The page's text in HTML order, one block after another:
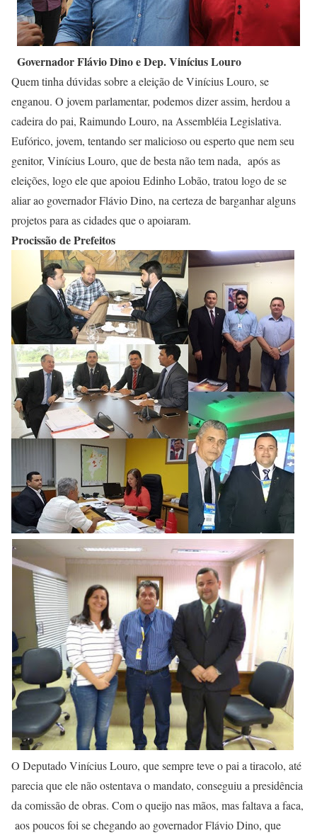
Governador Flávio Dino e Dep. Vinícius Louro
Quem tinha dúvidas sobre a eleição de Vinícius Louro, se
enganou. O jovem parlamentar, podemos dizer assim, herdou a
cadeira do pai, Raimundo Louro, na Assembléia Legislativa.
Eufórico, jovem, tentando ser malicioso ou esperto que nem seu
genitor, Vinícius Louro, que de besta não tem nada, após as
eleições, logo ele que apoiou Edinho Lobão, tratou logo de se
aliar ao governador Flávio Dino, na certeza de barganhar alguns
projetos para as cidades que o apoiaram.
Procissão de Prefeitos
O Deputado Vinícius Louro, que sempre teve o pai a tiracolo, até
parecia que ele não ostentava o mandato, conseguiu a presidência
da comissão de obras. Com o queijo nas mãos, mas faltava a faca,
aos poucos foi se chegando ao governador Flávio Dino, que